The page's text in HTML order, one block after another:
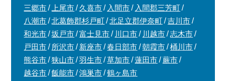
三郷市
上尾市 久喜市 入間市
入間郡三芳町
八潮市
北葛飾郡杉戸町 北足立郡伊奈町
吉川市
和光市
坂戸市 富士見市 川口市 川越市
志木市
戸田市
所沢市 新座市 春日部市 朝霞市
桶川市
熊谷市
狭山市 羽生市 草加市 蓮田市
蕨市
越谷市
飯能市 鴻巣市 鶴ヶ島市